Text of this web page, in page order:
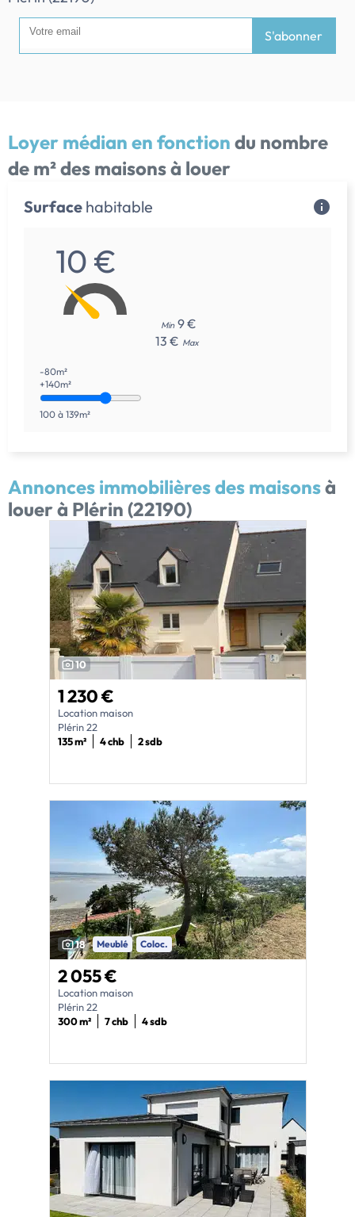
S'abonner
Loyer médian en fonction du nombre
de m² des maisons à louer
Surface habitable
10 €
Min 9 €
13 € Max
-80m²
+140m²
100 à 139m²
Annonces immobilières des maisonsà
louer à Plérin (22190)
10
1 230 €
Location maison
Plérin 22
135 m²
4 chb 2 sdb
18 Meublé Coloc.
2 055 €
Location maison
Plérin 22
300 m²
7 chb 4 sdb